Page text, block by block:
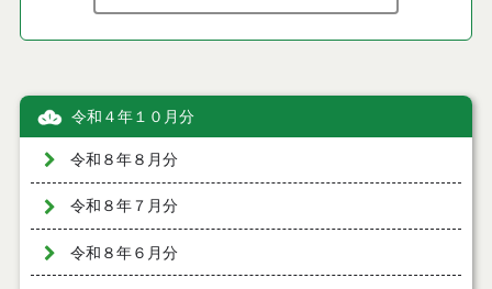
令和４年１０月分
令和８年８月分
令和８年７月分
令和８年６月分